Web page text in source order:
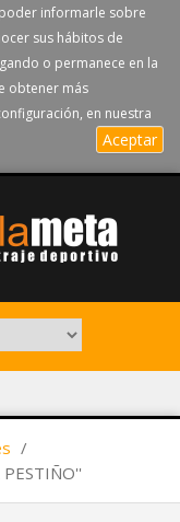
informarle sobre
sus hábitos de
o permanece en la
obtener más
en nuestra
Aceptar
/
PESTIÑO''